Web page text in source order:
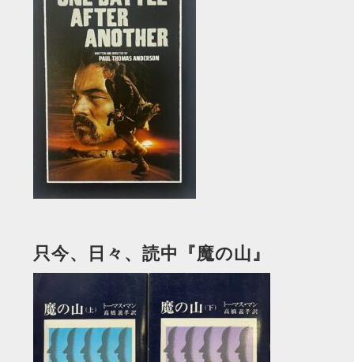
只今、日々、読中『魔の山』